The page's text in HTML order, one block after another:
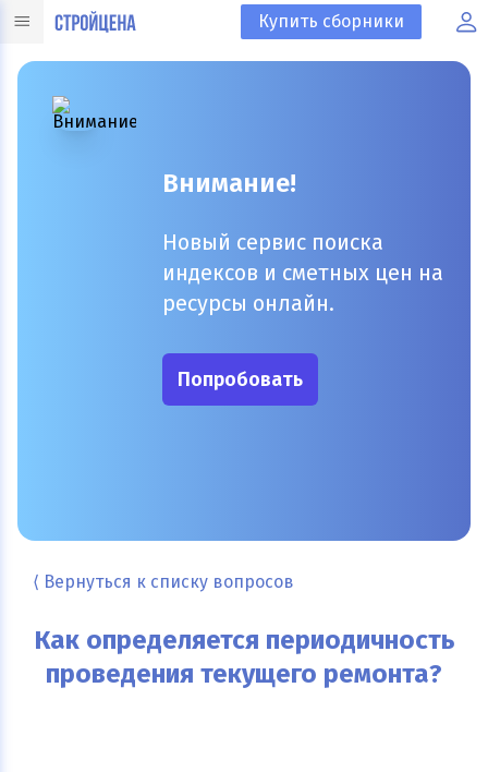
Купить сборники
Внимание!
Новый сервис поиска
индексов и сметных цен на
ресурсы онлайн.
Попробовать
⟨ Вернуться к списку вопросов
Как определяется периодичность
проведения текущего ремонта?